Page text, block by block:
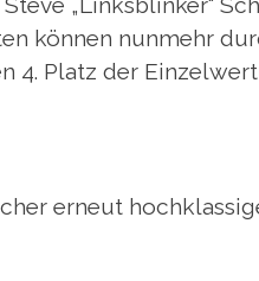
können nunmehr
4. Platz der
erneut